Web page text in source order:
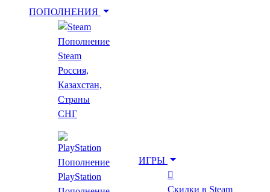
ПОПОЛНЕНИЯ
Пополнение
Steam
Россия,
Казахстан,
Страны
СНГ
Пополнение
PlayStation
ИГРЫ
Скидки в Steam
Укажи игру для поиска лучшей цены
Главная
Все игры
Asdivine Hearts